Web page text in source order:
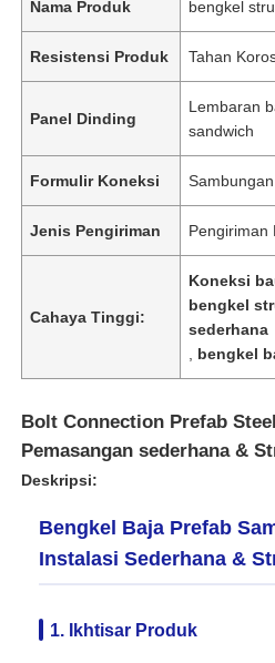
Nama Produk bengkel
Resistensi Produk Tahan
Panel Dinding
Lembaran
sandwich
Formulir Koneksi
Jenis Pengiriman Pengiriman
Cahaya Tinggi:
Koneksi
bengkel
sederhana
bengkel
Bolt Connection Prefab
Pemasangan sederhana &
Deskripsi:
Bengkel Baja Prefab
Instalasi Sederhana &
1. Ikhtisar Produk